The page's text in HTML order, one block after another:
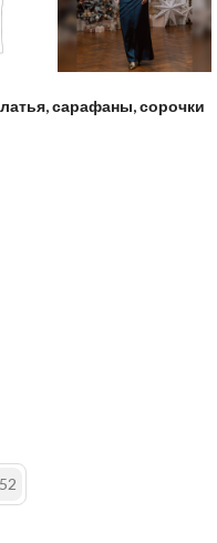
сарафаны, сорочки
52